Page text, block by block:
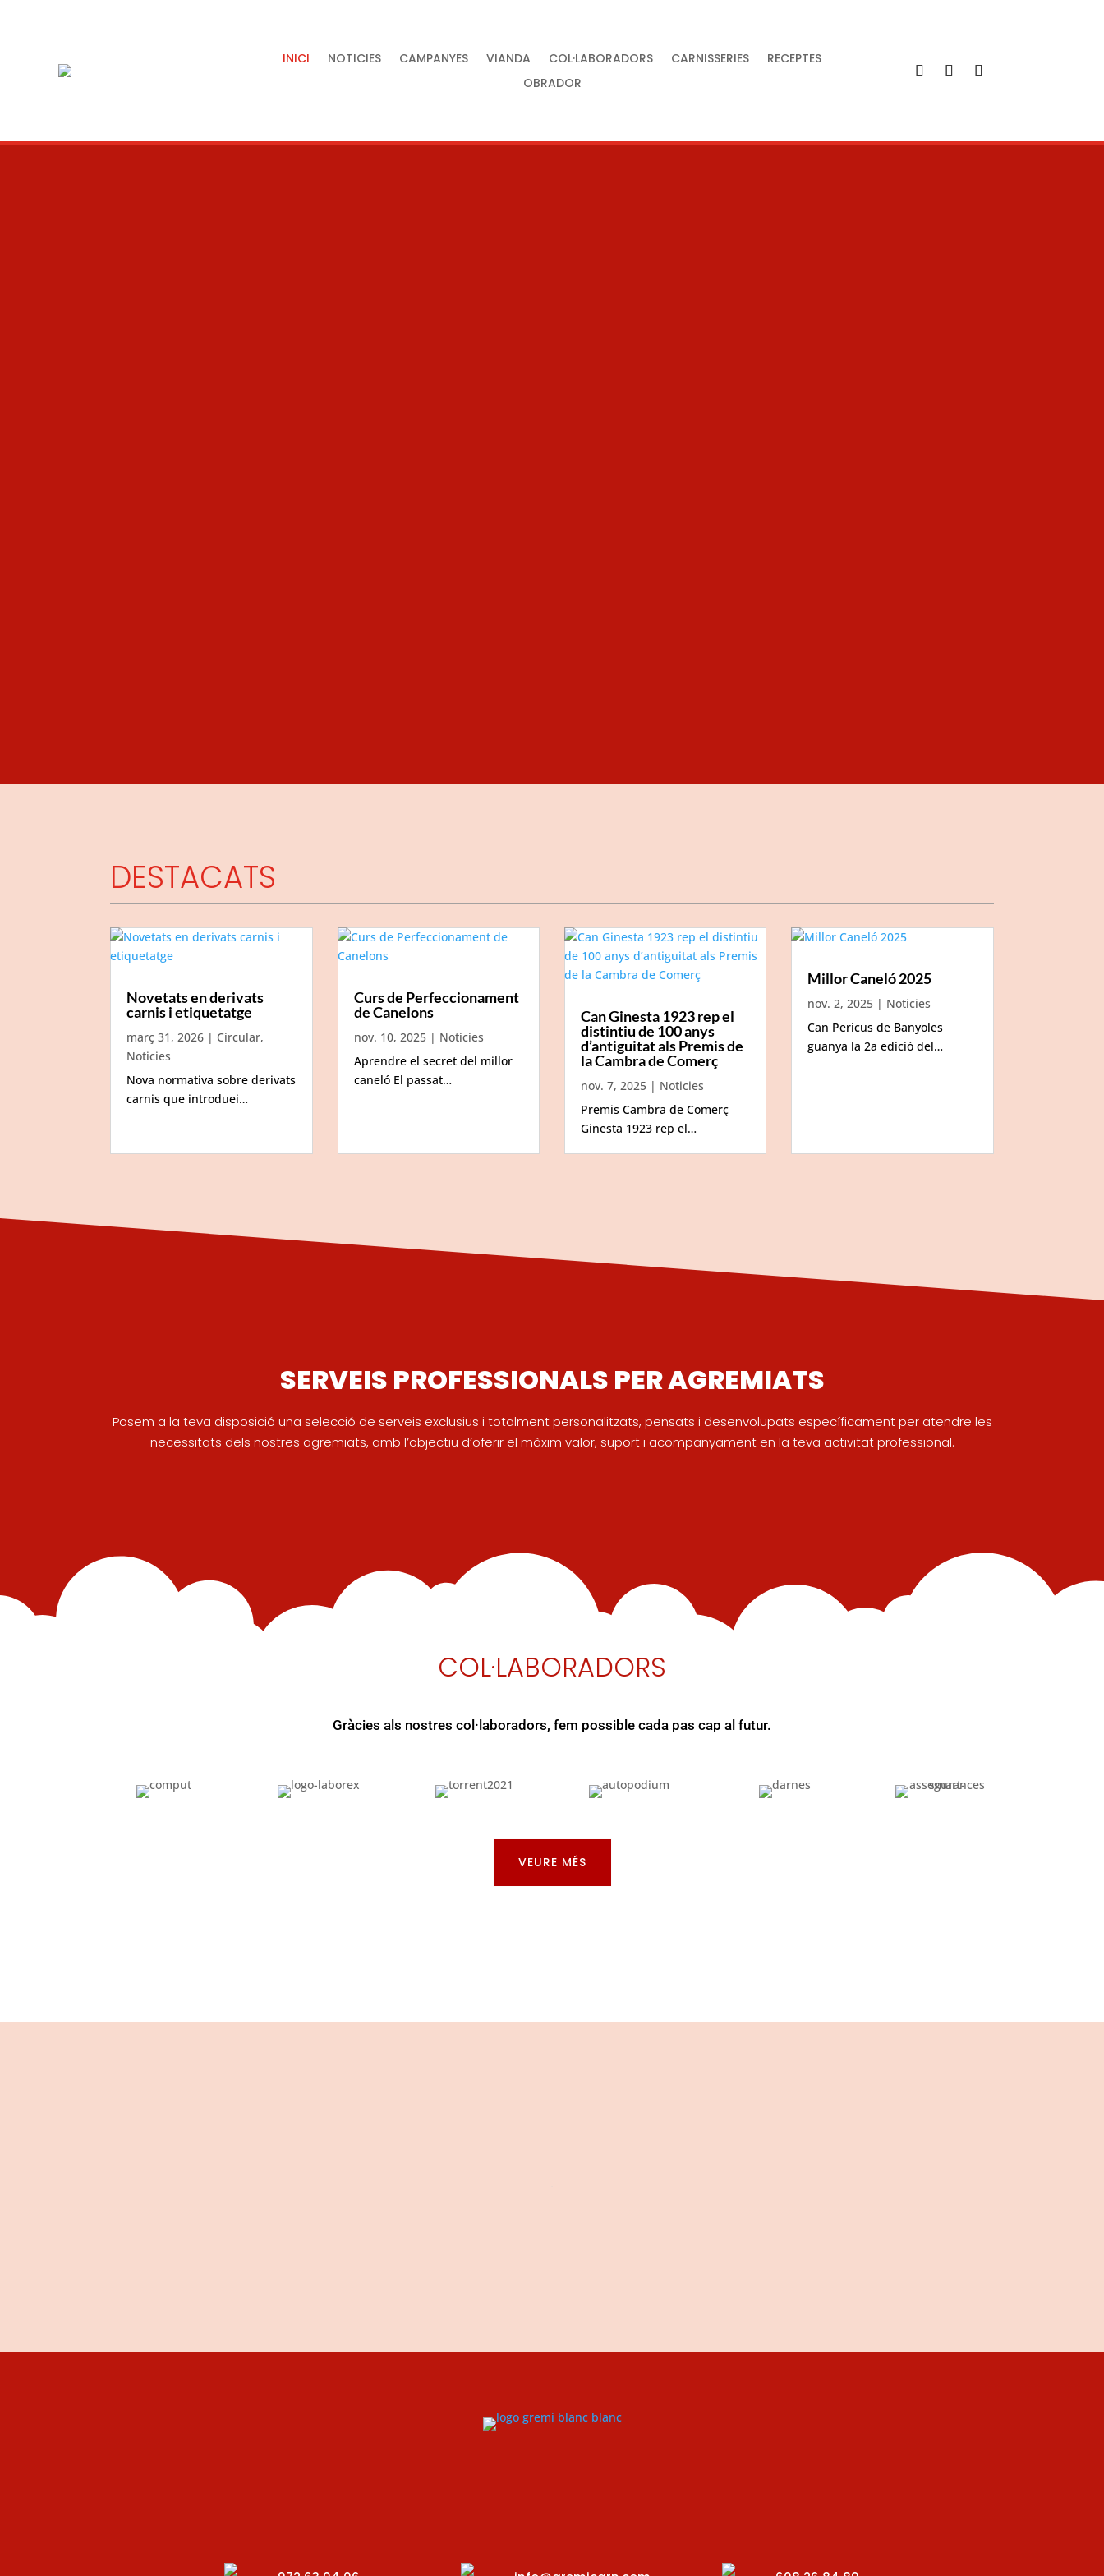
INICI NOTICIES CAMPANYES VIANDA COL·LABORADORS CARNISSERIES
RECEPTES
OBRADOR
DESTACATS
Novetats en derivats
carnis i etiquetatge
març 31, 2026 | Circular,
Noticies
Nova normativa sobre derivats
carnis que introduei…
Curs de Perfeccionament
de Canelons
nov. 10, 2025| Noticies
Aprendre el secret del millor
caneló El passat…
Can Ginesta 1923 rep el
distintiu de 100 anys
d’antiguitat als Premis de
la Cambra de Comerç
nov. 7, 2025 | Noticies
Premis Cambra de Comerç
Ginesta 1923 rep el…
Millor Caneló 2025
nov. 2, 2025 | Noticies
Can Pericus de Banyoles
guanya la 2a edició del…
SERVEIS PROFESSIONALS PER AGREMIATS
Posem a la teva disposició una selecció de serveis exclusius i totalment personalitzats, pensats i desenvolupats específicament per atendre les
necessitats dels nostres agremiats, amb l’objectiu d’oferir el màxim valor, suport i acompanyament en la teva activitat professional.
COL·LABORADORS
Gràcies als nostres col·laboradors, fem possible cada pas cap al futur.
VEURE MÉS